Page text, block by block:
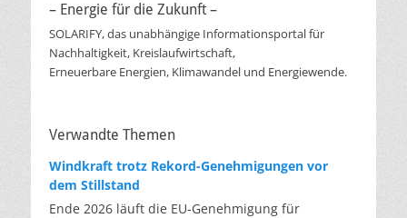
– Energie für die Zukunft –
SOLARIFY, das unabhängige Informationsportal für
Nachhaltigkeit, Kreislaufwirtschaft,
Erneuerbare Energien, Klimawandel und Energiewende.
Verwandte Themen
Windkraft trotz Rekord-Genehmigungen vor
dem Stillstand
Ende 2026 läuft die EU-Genehmigung für